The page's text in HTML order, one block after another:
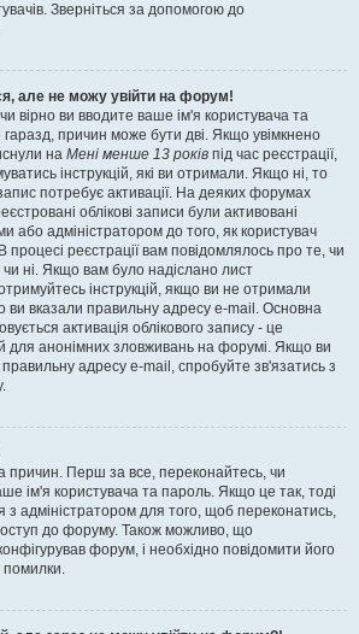
Зверніться за допомогою до
але не можу увійти на форум!
вірно ви вводите ваше ім'я користувача та
причин може бути дві. Якщо увімкнено
на Мені менше 13 років під час реєстрації,
інструкцій, які ви отримали. Якщо ні, то
потребує активації. На деяких форумах
облікові записи були активовані
або адміністратором до того, як користувач
реєстрації вам повідомлялось про те, чи
чи ні. Якщо вам було надіслано лист
інструкцій, якщо ви не отримали
ви вказали правильну адресу e-mail. Основна
активація облікового запису - це
анонімних зловживань на форумі. Якщо ви
адресу e-mail, спробуйте зв'язатись з
причин. Перш за все, переконайтесь, чи
ім'я користувача та пароль. Якщо це так, тоді
з адміністратором для того, щоб переконатись,
до форуму. Також можливо, що
форум, і необхідно повідомити його